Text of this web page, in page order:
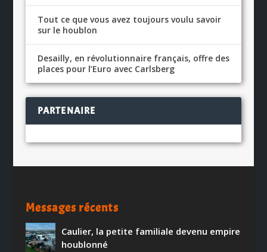
Tout ce que vous avez toujours voulu savoir
sur le houblon
Desailly, en révolutionnaire français, offre des
places pour l’Euro avec Carlsberg
PARTENAIRE
Messages récents
Caulier, la petite familiale devenu empire
houblonné